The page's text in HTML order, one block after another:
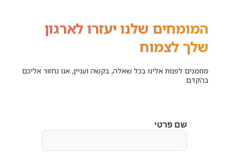
המומחים שלנו יעזרו לארגון
שלך לצמוח
מוזמנים לפנות אלינו בכל שאלה, בקשה ועניין, אנו נחזור אליכם
בהקדם